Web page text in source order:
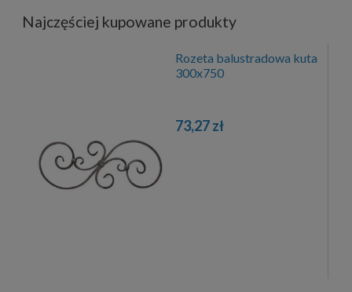
Najczęściej kupowane produkty
Rozeta balustradowa kuta
300x750
73,27 zł